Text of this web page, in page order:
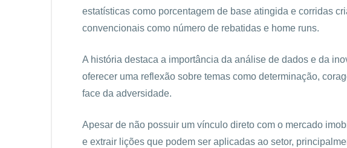
estatísticas como porcentagem de base atingida e corridas
convencionais como número de rebatidas e home runs.
A história destaca a importância da análise de dados e da
oferecer uma reflexão sobre temas como determinação,
face da adversidade.
Apesar de não possuir um vínculo direto com o mercado
e extrair lições que podem ser aplicadas ao setor,